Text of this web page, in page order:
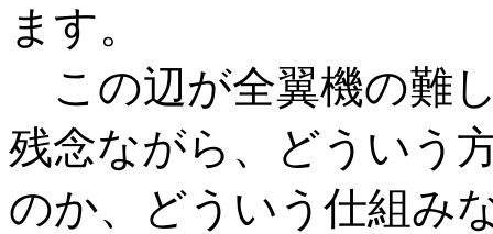
ます。
この辺が全翼機の難
残念ながら、どういう
のか、どういう仕組み